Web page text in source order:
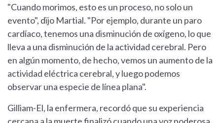
"Cuando morimos, esto es un proceso, no solo un
evento", dijo Martial. "Por ejemplo, durante un paro
cardíaco, tenemos una disminución de oxígeno, lo que
lleva a una disminución de la actividad cerebral. Pero
en algún momento, de hecho, vemos un aumento de la
actividad eléctrica cerebral, y luego podemos
observar una especie de línea plana".
Gilliam-El, la enfermera, recordó que su experiencia